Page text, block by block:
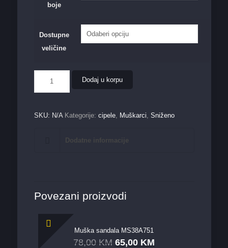
boje
Dostupne
veličine
cipela
62005
Dodaj u korpu
SKU: N/A Kategorije: cipele, Muškarci Sniženo
Dodatne informacije
Povezani proizvodi
Muška sandala MS38A751
78,00 KM 65,00 KM